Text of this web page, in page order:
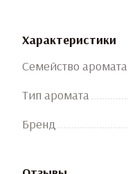
Характеристики
Семейство аромата
Тип аромата
Бренд